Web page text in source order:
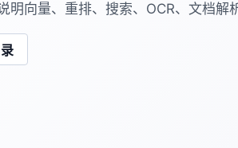
明向量、重排、搜索、OCR、文档解